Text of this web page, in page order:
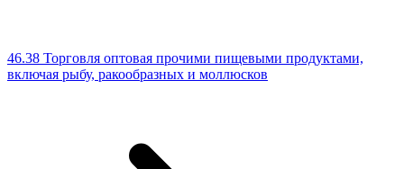
46.38 Торговля оптовая прочими пищевыми продуктами,
включая рыбу, ракообразных и моллюсков